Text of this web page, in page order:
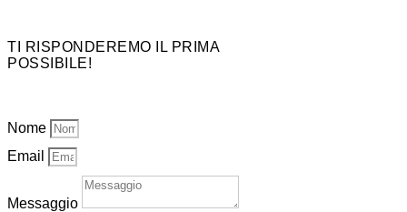
TI RISPONDEREMO IL PRIMA
POSSIBILE!
Nome
Email
Messaggio